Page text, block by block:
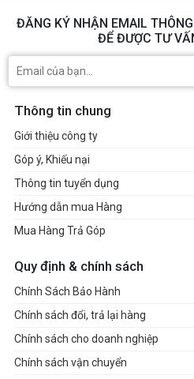
ĐĂNG KÝ NHẬN EMAIL
ĐỂ ĐƯỢC TƯ
Thông tin chung
Giới thiệu công ty
Góp ý, Khiếu nại
Thông tin tuyển dụng
Hướng dẫn mua Hàng
Mua Hàng Trả Góp
Quy định & chính sách
Chính Sách Bảo Hành
Chính sách đổi, trả lại hàng
Chính sách cho doanh nghiệp
Chính sách vận chuyển